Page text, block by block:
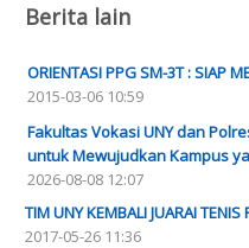
Berita lain
ORIENTASI PPG SM-3T : SIAP
2015-03-06 10:59
Fakultas Vokasi UNY dan
untuk Mewujudkan Kampus
2026-08-08 12:07
TIM UNY KEMBALI JUARAI TENIS
2017-05-26 11:36